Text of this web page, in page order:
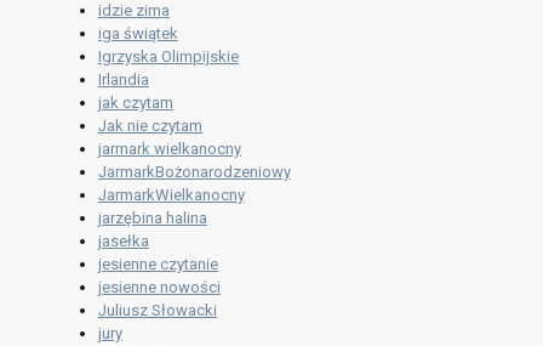
idzie zima
iga świątek
Igrzyska Olimpijskie
Irlandia
jak czytam
Jak nie czytam
jarmark wielkanocny
JarmarkBożonarodzeniowy
JarmarkWielkanocny
jarzębina halina
jasełka
jesienne czytanie
jesienne nowości
Juliusz Słowacki
jury